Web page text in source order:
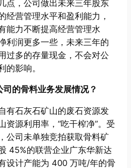
点，公司做出未来三年股东
经营管理水平和盈利能力，
能力不断提高经营管理水
利润更多一些，未来三年的
过多的存量现金，不会对公
的影响。
的骨料业务发展情况？
有石灰石矿山的废石资源发
资源利用率，“吃干榨净”。受
公司未单独竞拍获取骨料矿
45%的联营企业广东华新达
设计产能为 400 万吨/年的骨